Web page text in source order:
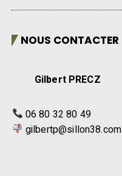
NOUS CONTACTER
Gilbert PRECZ
06 80 32 80 49
gilbertp@sillon38.com